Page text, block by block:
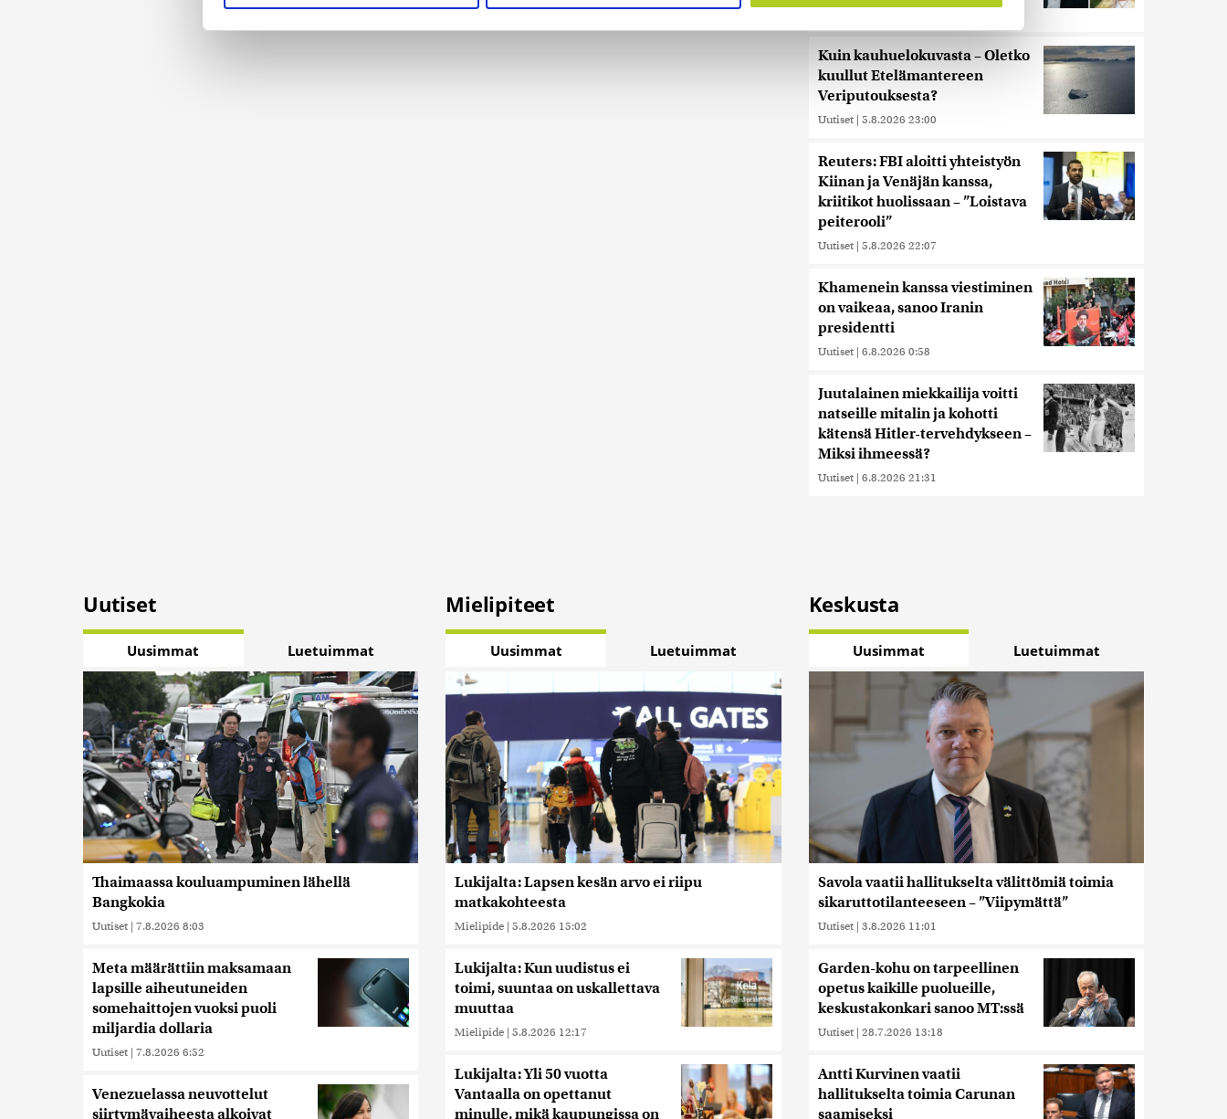
ja kävijämäärämme analysoimiseen. Lisäksi jaamme sosiaalisen median, mainosalan ja analytiikka-alan
kumppaneillemme tietoja siitä, miten käytät sivustoamme. Kumppanimme voivat yhdistää näitä tietoja muihin tietoihin, joita
Kuin kauhuelokuvasta – Oletko
kuullut Etelämantereen
Veriputouksesta?
Uutiset | 5.8.2026 23:00
Reuters: FBI aloitti yhteistyön
Kiinan ja Venäjän kanssa,
kriitikot huolissaan – ”Loistava
peiterooli”
Uutiset | 5.8.2026 22:07
Khamenein kanssa viestiminen
on vaikeaa, sanoo Iranin
presidentti
Uutiset | 6.8.2026 0:58
Juutalainen miekkailija voitti
natseille mitalin ja kohotti
kätensä Hitler-tervehdykseen –
Miksi ihmeessä?
Uutiset | 6.8.2026 21:31
Uutiset
Uusimmat Luetuimmat
Thaimaassa kouluampuminen lähellä
Bangkokia
Uutiset | 7.8.2026 8:03
Meta määrättiin maksamaan
lapsille aiheutuneiden
somehaittojen vuoksi puoli
miljardia dollaria
Uutiset | 7.8.2026 6:52
Venezuelassa neuvottelut
siirtymävaiheesta alkoivat
Mielipiteet
Uusimmat Luetuimmat
Lukijalta: Lapsen kesän arvo ei riipu
matkakohteesta
Mielipide | 5.8.2026 15:02
Lukijalta: Kun uudistus ei
toimi, suuntaa on uskallettava
muuttaa
Mielipide | 5.8.2026 12:17
Lukijalta: Yli 50 vuotta
Vantaalla on opettanut
minulle, mikä kaupungissa on
Keskusta
Uusimmat Luetuimmat
Savola vaatii hallitukselta välittömiä toimia
sikaruttotilanteeseen – ”Viipymättä”
Uutiset | 3.8.2026 11:01
Garden-kohu on tarpeellinen
opetus kaikille puolueille,
keskustakonkari sanoo MT:ssä
Uutiset | 28.7.2026 13:18
Antti Kurvinen vaatii
hallitukselta toimia Carunan
saamiseksi